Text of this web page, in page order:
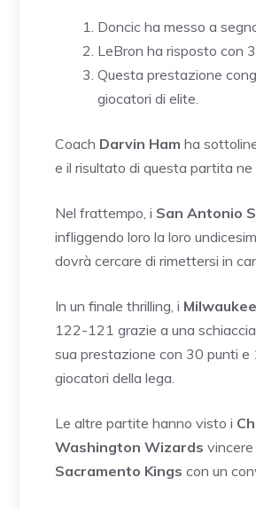
Doncic ha messo a
LeBron ha risposto con
Questa prestazione
giocatori di elite.
Coach Darvin Ham ha
e il risultato di questa partita ne
Nel frattempo, i San Antonio
infliggendo loro la loro
dovrà cercare di rimettersi in
In un finale thrilling, i
122-121 grazie a una
sua prestazione con 30 punti e
giocatori della lega.
Le altre partite hanno visto i
Washington Wizards
Sacramento Kings con un